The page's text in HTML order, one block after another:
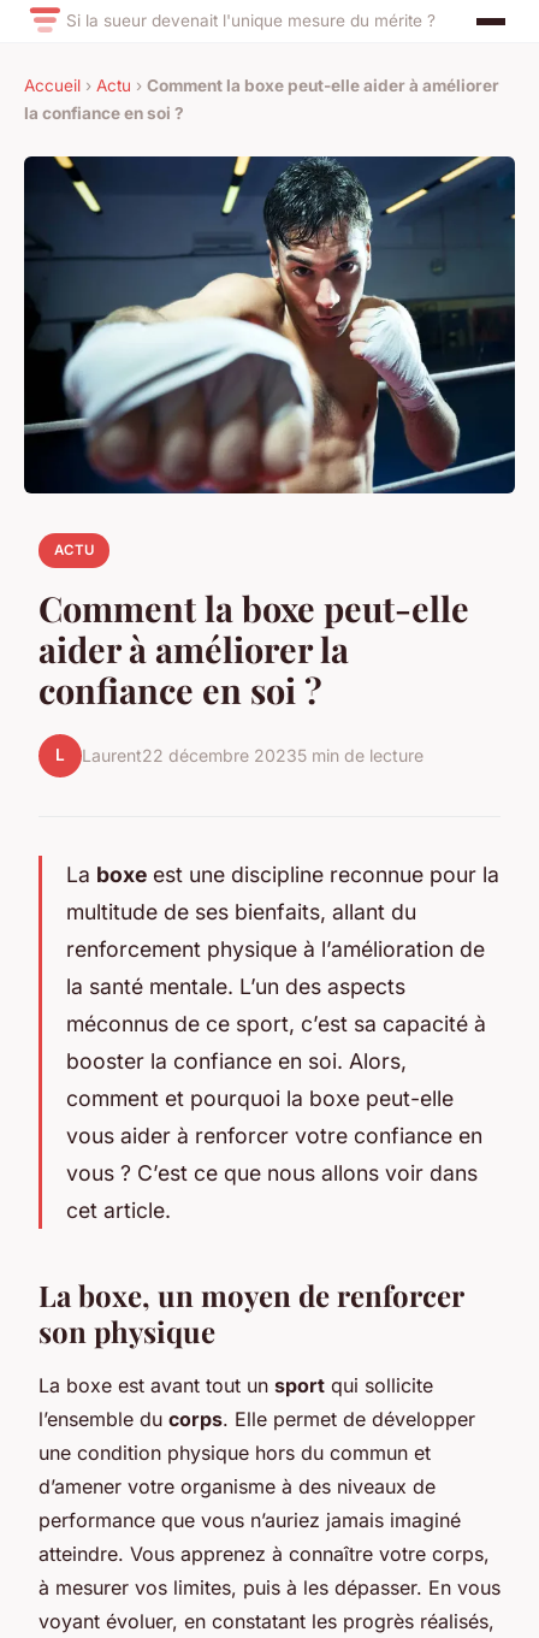
Si la sueur devenait l'unique mesure du mérite ?
Accueil › Actu › Comment la boxe peut-elle aider à améliorer
la confiance en soi ?
ACTU
Comment la boxe peut-elle
aider à améliorer la
confiance en soi ?
L Laurent22 décembre 20235 min de lecture
La boxe est une discipline reconnue pour la
multitude de ses bienfaits, allant du
renforcement physique à l’amélioration de
la santé mentale. L’un des aspects
méconnus de ce sport, c’est sa capacité à
booster la confiance en soi. Alors,
comment et pourquoi la boxe peut-elle
vous aider à renforcer votre confiance en
vous ? C’est ce que nous allons voir dans
cet article.
La boxe, un moyen de renforcer
son physique
La boxe est avant tout un sport qui sollicite
l’ensemble du corps. Elle permet de développer
une condition physique hors du commun et
d’amener votre organisme à des niveaux de
performance que vous n’auriez jamais imaginé
atteindre. Vous apprenez à connaître votre corps,
à mesurer vos limites, puis à les dépasser. En vous
voyant évoluer, en constatant les progrès réalisés,